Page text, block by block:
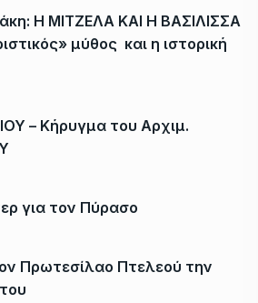
Η ΜΙΤΖΕΛΑ ΚΑΙ Η ΒΑΣΙΛΙΣΣΑ
μύθος και η ιστορική
– Κήρυγμα του Αρχιμ.
για τον Πύρασο
Πρωτεσίλαο Πτελεού την